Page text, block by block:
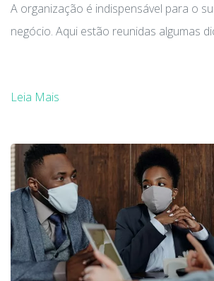
A organização é indispensável para o
negócio. Aqui estão reunidas algumas
Leia Mais